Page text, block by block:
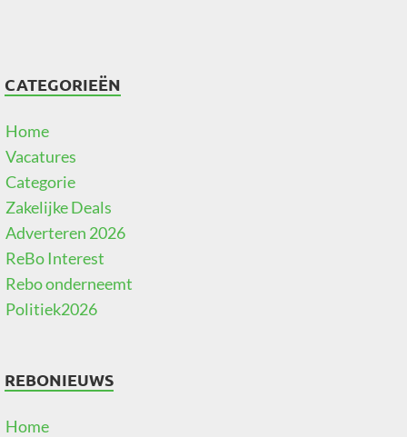
CATEGORIEËN
Home
Vacatures
Categorie
Zakelijke Deals
Adverteren 2026
ReBo Interest
Rebo onderneemt
Politiek2026
REBONIEUWS
Home